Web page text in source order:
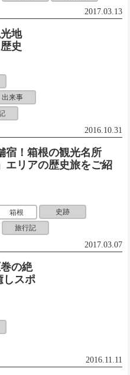
2017.03.13
光地
史
出来事
2016.10.31
宿！箱根の観光名所
エリアの歴史旅をご紹
箱根
史跡
旅行記
2017.03.07
の絶
しスポ
2016.11.11